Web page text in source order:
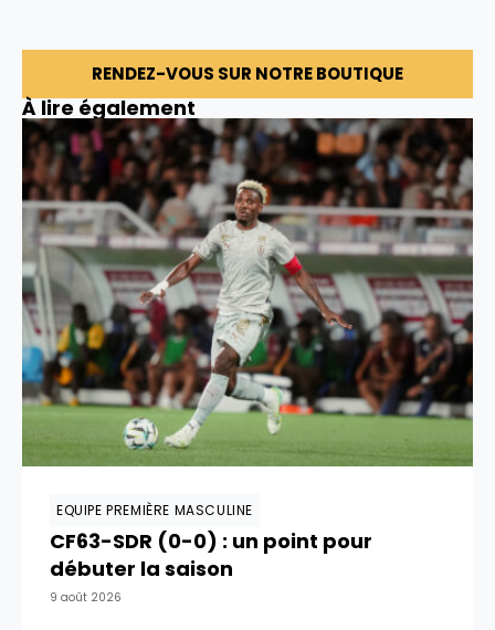
RENDEZ-VOUS SUR NOTRE BOUTIQUE
À lire également
EQUIPE PREMIÈRE MASCULINE
CF63-SDR (0-0) : un point pour
débuter la saison
9 août 2026